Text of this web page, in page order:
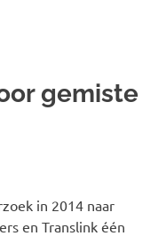
gemiste
in 2014 naar
en Translink één